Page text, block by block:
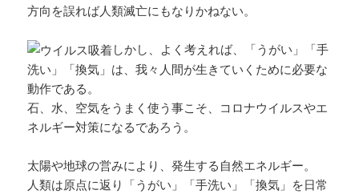
方向を誤れば人類滅亡にもなりかねない。
しかし、よく考えれば、「うがい」「手
洗い」「換気」は、我々人間が生きていくために必要な
動作である。
石、水、空気をうまく使う事こそ、コロナウイルスやエ
ネルギー対策になるであろう。
太陽や地球の営みにより、発生する自然エネルギー。
人類は原点に返り「うがい」「手洗い」「換気」を日常